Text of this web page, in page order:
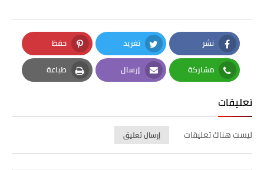
نشر
Facebook
تغريد
Twitter
حفظ
Pinterest
مشاركة
Whatsapp
إرسال
Email
طباعة
Print
تعليقات
ليست هناك تعليقات إرسال تعليق